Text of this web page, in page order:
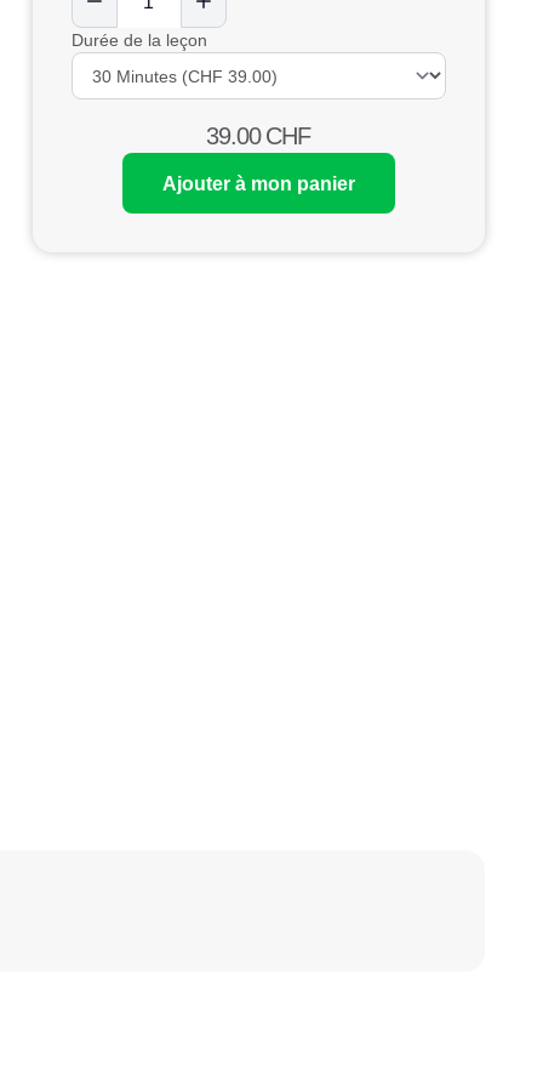
Durée de la leçon
39.00CHF
Ajouter à mon panier